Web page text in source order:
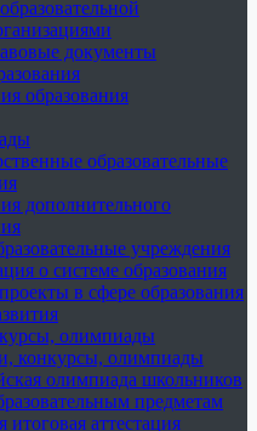
документы
образования
образовательные
дополнительного
учреждения
о системе образования
в сфере образования
олимпиады
конкурсы, олимпиады
олимпиада школьников
предметам
итоговая аттестация